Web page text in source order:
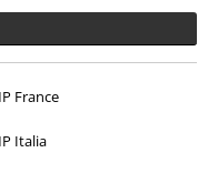
France
Italia